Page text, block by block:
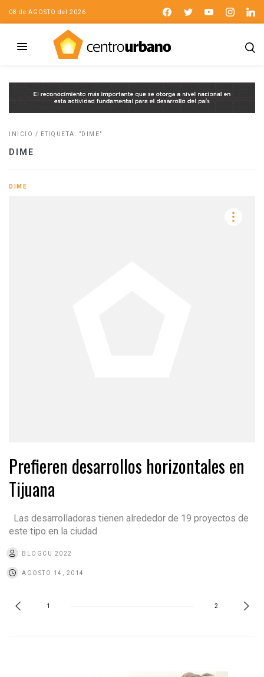
08 de AGOSTO del 2026
INICIO / ETIQUETA: "DIME"
DIME
DIME
Prefieren desarrollos horizontales en
Tijuana
Las desarrolladoras tienen alrededor de 19 proyectos de
este tipo en la ciudad
BLOGCU 2022
AGOSTO 14, 2014
1 2